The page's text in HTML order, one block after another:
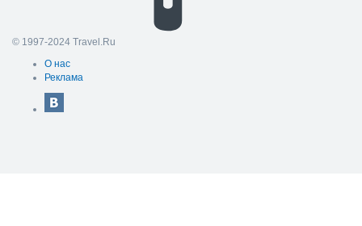
© 1997-2024 Travel.Ru
О нас
Реклама